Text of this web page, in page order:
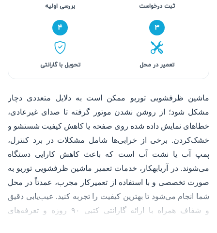
ثبت درخواست بررسی اولیه
۳
تعمیر در محل
۴
تحویل با گارانتی
ماشین ظرفشویی توربو ممکن است به دلایل متعددی دچار
مشکل شود؛ از روشن نشدن موتور گرفته تا صدای غیرعادی،
خطاهای نمایش داده شده روی صفحه یا کاهش کیفیت شستشو و
خشک‌کردن. برخی از خرابی‌ها شامل مشکلات در برد کنترل،
پمپ آب یا نشت آب است که باعث کاهش کارایی دستگاه
می‌شوند. در آریابهکار، خدمات تعمیر ماشین ظرفشویی توربو به
صورت تخصصی و با استفاده از تعمیرکار مجرب، عمدتاً در محل
شما انجام می‌شود تا بهترین کیفیت را تجربه کنید. عیب‌یابی دقیق
و شفاف همراه با ارائه گارانتی کتبی ۹۰ روزه و تعرفه‌های